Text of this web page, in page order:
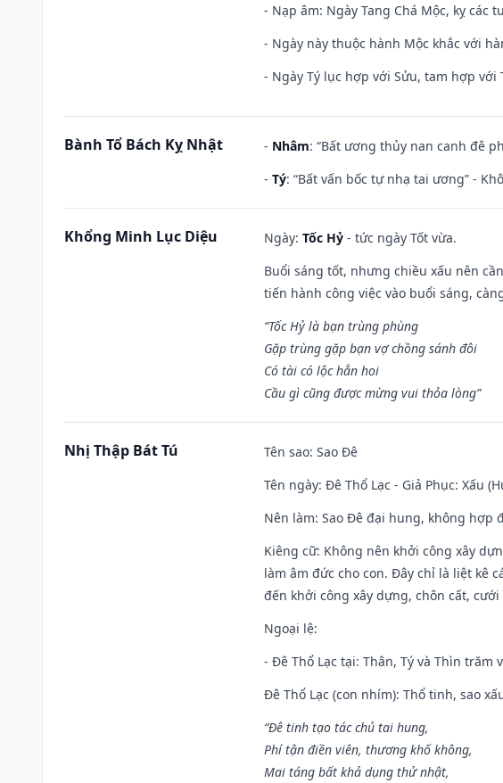
- Nạp âm: Ngày Tang Chá Mộc, kỵ các
- Ngày này thuộc hành Mộc khắc với
- Ngày Tý lục hợp với Sửu, tam hợp
Bành Tổ Bách Kỵ Nhật - Nhâm: “Bất ương thủy nan canh đê
- Tý: “Bất vấn bốc tự nhạ tai ương” -
Khổng Minh Lục Diệu Ngày: Tốc Hỷ - tức ngày Tốt vừa.
Buổi sáng tốt, nhưng chiều xấu nên
tiến hành công việc vào buổi sáng,
“Tốc Hỷ là bạn trùng phùng
Gặp trùng gặp bạn vợ chồng sánh đôi
Có tài có lộc hẳn hoi
Cầu gì cũng được mừng vui thỏa lòng”
Nhị Thập Bát Tú Tên sao: Sao Đê
Tên ngày: Đê Thổ Lạc - Giả Phục: Xấu
Nên làm: Sao Đê đại hung, không hợp
Kiêng cữ: Không nên khởi công xây
làm âm đức cho con. Đây chỉ là liệt kê
đến khởi công xây dựng, chôn cất,
Ngoại lệ:
- Đê Thổ Lạc tại: Thân, Tý và Thìn
Đê Thổ Lạc (con nhím): Thổ tinh, sao
“Đê tinh tạo tác chủ tai hung,
Phí tận điền viên, thương khố không,
Mai táng bất khả dụng thử nhật,